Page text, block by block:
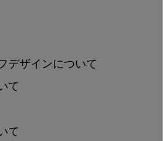
デザインについて
て
て